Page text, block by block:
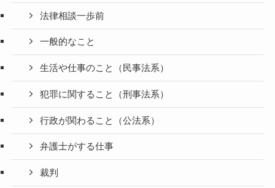
法律相談一歩前
一般的なこと
生活や仕事のこと（民事法系）
犯罪に関すること（刑事法系）
行政が関わること（公法系）
弁護士がする仕事
裁判